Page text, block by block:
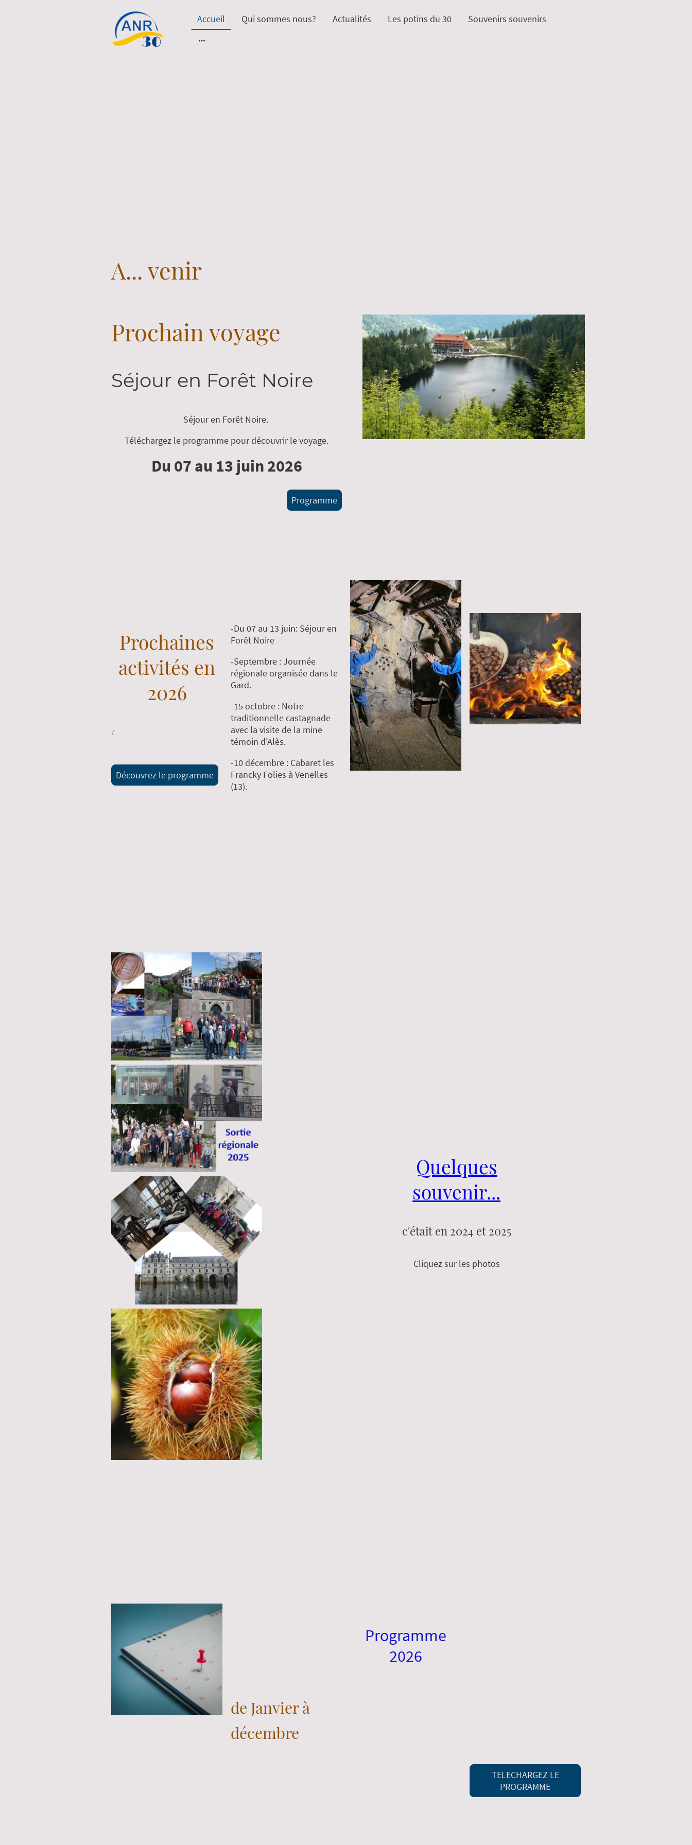
Accueil Qui sommes nous? Actualités Les potins du 30 Souvenirs souvenirs
A... venir
Prochain voyage
Séjour en Forêt Noire
Séjour en Forêt Noire.
Téléchargez le programme pour découvrir le voyage.
Du 07 au 13 juin 2026
Programme
Prochaines
activités en
2026
/
Découvrez le programme
-Du 07 au 13 juin: Séjour en
Forêt Noire
-Septembre : Journée
régionale organisée dans le
Gard.
-15 octobre : Notre
traditionnelle castagnade
avec la visite de la mine
témoin d'Alès.
-10 décembre : Cabaret les
Francky Folies à Venelles
(13).
Quelques
souvenir...
c'était en 2024 et 2025
Cliquez sur les photos
de Janvier à
décembre
Programme
2026
TELECHARGEZ LE
PROGRAMME